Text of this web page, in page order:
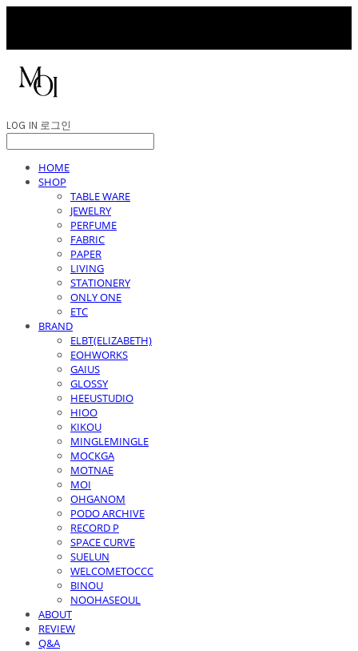
LOG IN 로그인
HOME
SHOP
TABLE WARE
JEWELRY
PERFUME
FABRIC
PAPER
LIVING
STATIONERY
ONLY ONE
ETC
BRAND
ELBT(ELIZABETH)
EOHWORKS
GAIUS
GLOSSY
HEEUSTUDIO
HIOO
KIKOU
MINGLEMINGLE
MOCKGA
MOTNAE
MOI
OHGANOM
PODO ARCHIVE
RECORD P
SPACE CURVE
SUELUN
WELCOMETOCCC
BINOU
NOOHASEOUL
ABOUT
REVIEW
Q&A